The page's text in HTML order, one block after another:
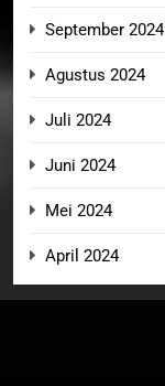
September 2024
Agustus 2024
Juli 2024
Juni 2024
Mei 2024
April 2024